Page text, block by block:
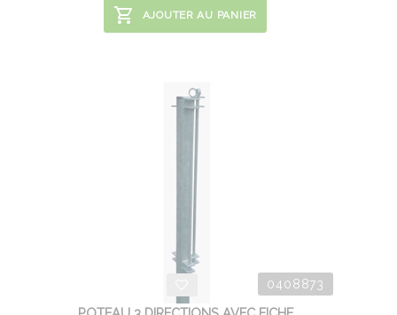
AJOUTER AU PANIER
0408873